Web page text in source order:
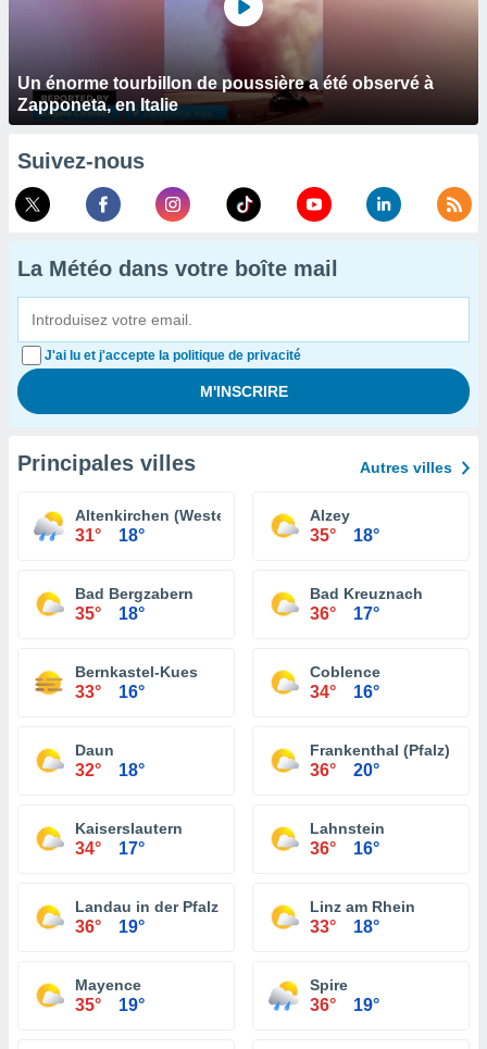
Un énorme tourbillon de poussière a été observé à
Zapponeta, en Italie
Suivez-nous
La Météo dans votre boîte mail
J'ai lu et j'accepte la politique de privacité
Principales villes Autres villes
Altenkirchen (Westerwald)
31° 18°
Alzey
35° 18°
Bad Bergzabern
35° 18°
Bad Kreuznach
36° 17°
Bernkastel-Kues
33° 16°
Coblence
34° 16°
Daun
32° 18°
Frankenthal (Pfalz)
36° 20°
Kaiserslautern
34° 17°
Lahnstein
36° 16°
Landau in der Pfalz
36° 19°
Linz am Rhein
33° 18°
Mayence
35° 19°
Spire
36° 19°